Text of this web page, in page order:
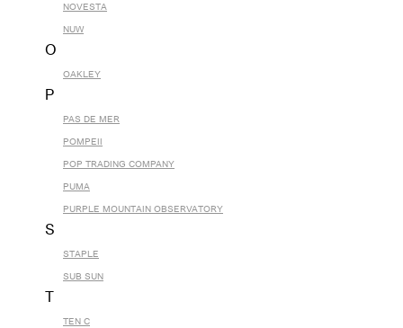
NOVESTA
NUW
O
OAKLEY
P
PAS DE MER
POMPEII
POP TRADING COMPANY
PUMA
PURPLE MOUNTAIN OBSERVATORY
S
STAPLE
SUB SUN
TEN C